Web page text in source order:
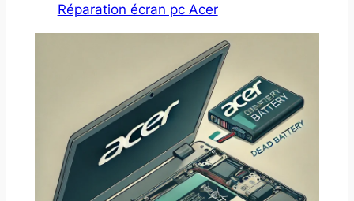
Réparation écran pc Acer